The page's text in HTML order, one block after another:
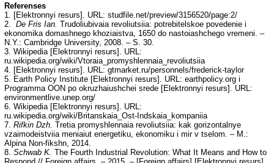
Referenses
1. [Elektronnyi resurs]. URL: studfile.net/preview/3156520/page:2/
2. De Fris Ian. Trudoliubivaia revoliutsiia: potrebitelskoe povedenie i
ekonomika domashnego khoziaistva, 1650 do nastoiashchego vremeni. –
N.Y.: Cambridge University, 2008. – S. 30.
3. Wikipedia [Elektronnyi resurs]. URL:
ru.wikipedia.org/wiki/Vtoraia_promyshlennaia_revoliutsiia
4. [Elektronnyi resurs]. URL: gtmarket.ru/personnels/frederick-taylor
5. Earth Policy Institute [Elektronnyi resurs]. URL: earthpolicy.org i
Programma OON po okruzhaiushchei srede [Elektronnyi resurs]. URL:
environmentlive.unep.org/
6. Wikipedia [Elektronnyi resurs]. URL:
ru.wikipedia.org/wiki/Britanskaia_Ost-Indskaia_kompaniia
7. Rifkin Dzh. Tretia promyshlennaia revoliutsiia: kak gorizontalnye
vzaimodeistviia meniaiut energetiku, ekonomiku i mir v tselom. – M.:
Alpina Non-fikshn, 2014.
8. Schwab K. The Fourth Industrial Revolution: What It Means and How to